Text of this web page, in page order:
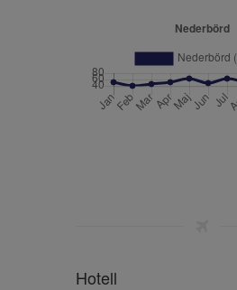
Hotell